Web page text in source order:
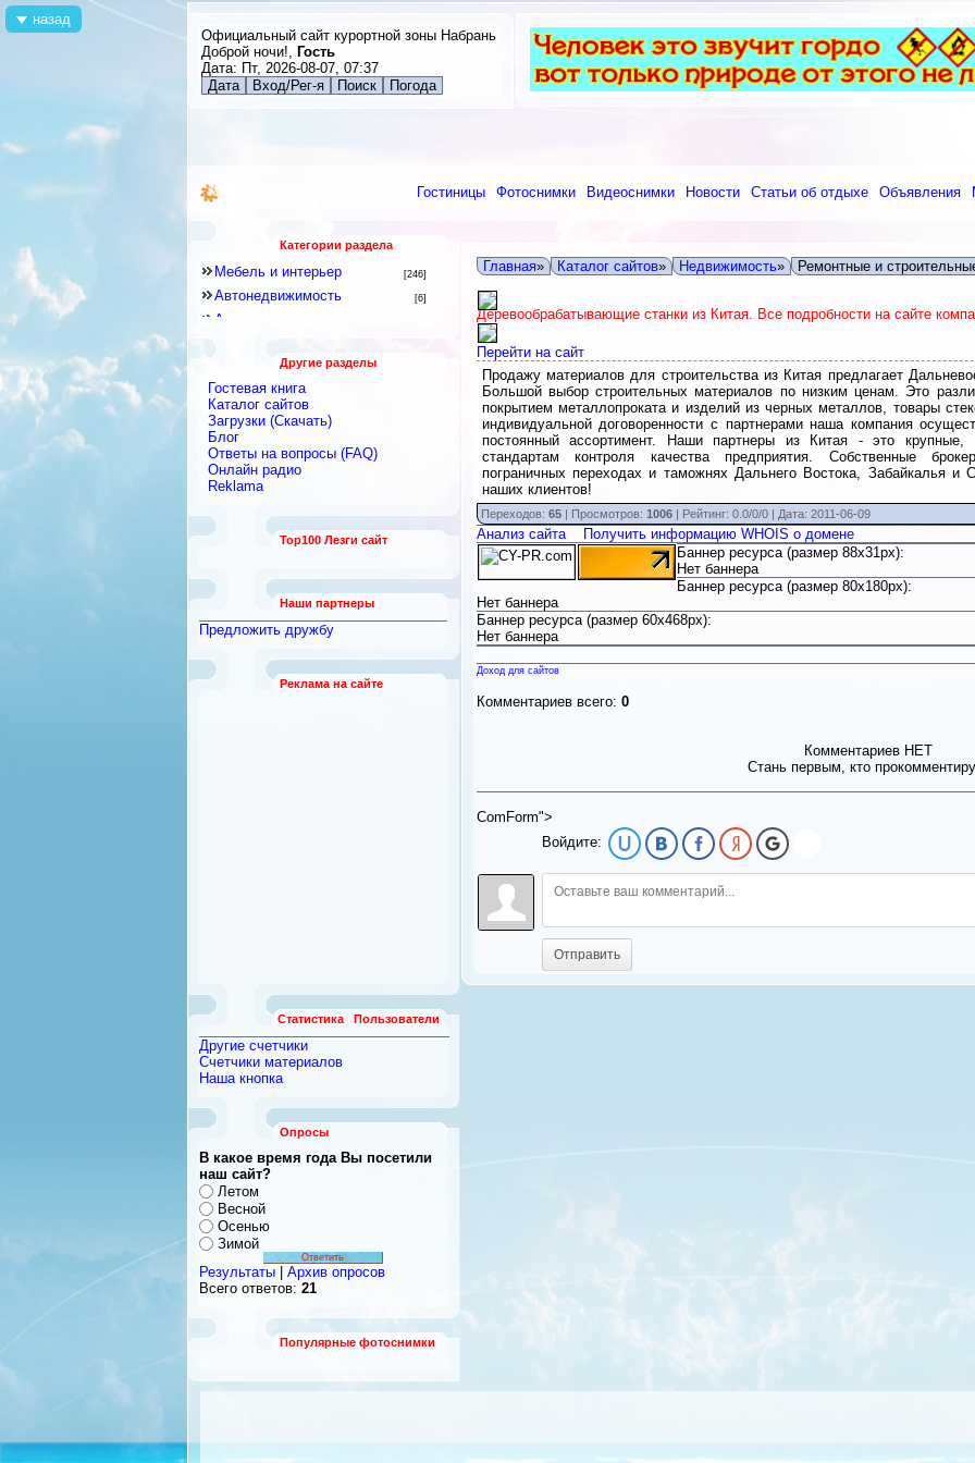
Официальный сайт курортной зоны Набрань
Доброй ночи!, Гость
Дата: Пт, 2026-08-07, 07:37
Дата
Вход/Рег-я Поиск Погода
Гостиницы Фотоснимки Видеоснимки Новости Статьи об отдыхе Объявления
Категории раздела
Мебель и интерьер [246]
Автонедвижимость [6]
Аренда квартир и комнат
Строительное оборудование
Перевозки
Посуточная аренда
Ремонтные и строительные
материалы
Строительные и ремонтные
работы
Безопасность и охрана
Бытовая техника
Другие разделы
Гостевая книга
Каталог сайтов
Загрузки (Скачать)
Блог
Ответы на вопросы (FAQ)
Онлайн радио
Reklama
Top100 Лезги сайт
Наши партнеры
Предложить дружбу
Реклама на сайте
Статистика Пользователи
Другие счетчики
Счетчики материалов
Наша кнопка
Опросы
В какое время года Вы посетили
наш сайт?
Летом
Весной
Осенью
Зимой
Результаты
Архив опросов
Всего ответов: 21
Популярные фотоснимки
Главная» Каталог сайтов» Недвижимость» Ремонтные и
Деревообрабатывающие станки из Китая. Все подробности на сайте
Перейти на сайт
Продажу материалов для строительства из Китая предлагает
Большой выбор строительных материалов по низким ценам. Это
покрытием металлопроката и изделий из черных металлов, товары
индивидуальной договоренности с партнерами наша компания
постоянный ассортимент. Наши партнеры из Китая - это крупные,
стандартам контроля качества предприятия. Собственные
пограничных переходах и таможнях Дальнего Востока, Забайкалья
наших клиентов!
Переходов: 65| Просмотров: 1006| Рейтинг: 0.0/0/0 | Дата: 2011-06-09
Анализ сайта
Получить информацию WHOIS о домене
Баннер ресурса (размер 88x31px):
Нет баннера
Баннер ресурса (размер 80x180px):
Нет баннера
Баннер ресурса (размер 60x468px):
Нет баннера
Доход для сайтов
Комментариев всего: 0
Комментариев НЕТ
Стань первым, кто
ComForm">
Войдите:
Отправить
назад